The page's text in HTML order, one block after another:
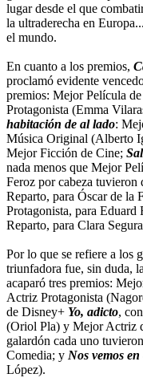
lugar desde el que
la ultraderecha en
el mundo.
En cuanto a los premios,
proclamó evidente
premios: Mejor Película
Protagonista (Emma
habitación de al lado:
Música Original (Alberto
Mejor Ficción de Cine;
nada menos que Mejor
Feroz por cabeza tuvieron
Reparto, para Óscar de la
Protagonista, para Eduard
Reparto, para Clara
Por lo que se refiere a los
triunfadora fue, sin duda,
acaparó tres premios:
Actriz Protagonista
de Disney+ Yo, adicto,
(Oriol Pla) y Mejor Actriz
galardón cada uno
Comedia; y Nos vemos
López).